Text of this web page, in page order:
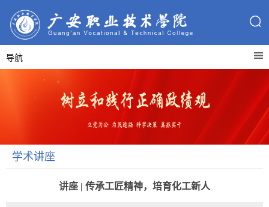
导航
学术讲座
讲座 | 传承工匠精神，培育化工新人